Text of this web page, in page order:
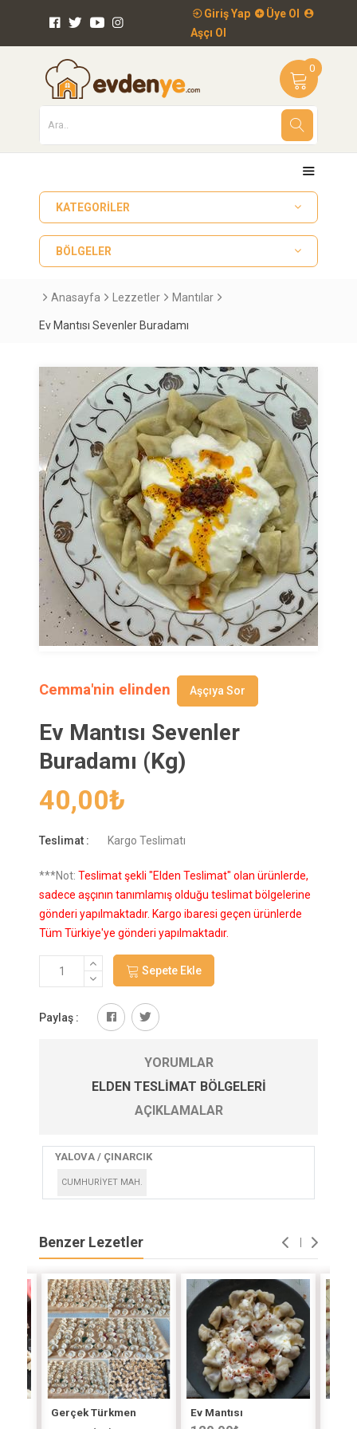
Giriş Yap
Üye Ol
Aşçı Ol
0
KATEGORILER
BÖLGELER
Anasayfa Lezzetler Mantılar
Ev Mantısı Sevenler Buradamı
Cemma'nin elinden Aşçıya Sor
Ev Mantısı Sevenler
Buradamı (Kg)
40,00₺
Teslimat : Kargo Teslimatı
***Not: Teslimat şekli "Elden Teslimat" olan ürünlerde,
sadece aşçının tanımlamış olduğu teslimat bölgelerine
gönderi yapılmaktadır. Kargo ibaresi geçen ürünlerde
Tüm Türkiye'ye gönderi yapılmaktadır.
Sepete Ekle
Paylaş :
YORUMLAR
ELDEN TESLIMAT BÖLGELERI
AÇIKLAMALAR
YALOVA / ÇINARCIK
CUMHURİYET MAH.
Benzer Lezetler
Gerçek Türkmen
Ev Mantısı